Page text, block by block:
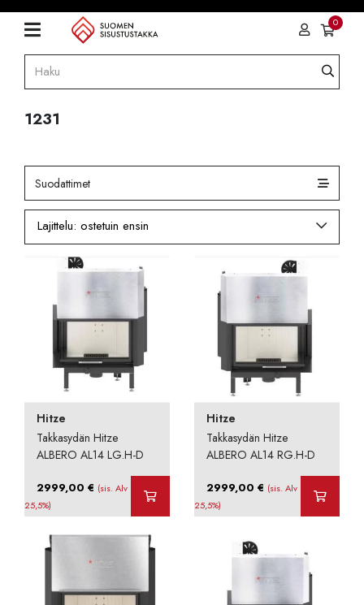
0
1231
Suodattimet
Hitze
Takkasydän Hitze
ALBERO AL14 LG.H-D
2999,00€ (sis. Alv
25,5%)
Hitze
Takkasydän Hitze
ALBERO AL14 RG.H-D
2999,00€ (sis. Alv
25,5%)